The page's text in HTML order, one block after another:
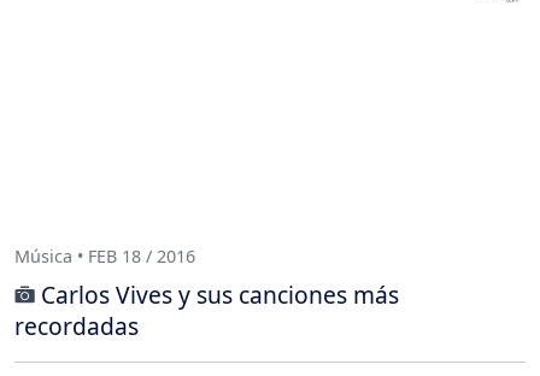
Música • FEB 18 / 2016
Carlos Vives y sus canciones más
recordadas